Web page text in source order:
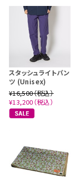
スタッシュライトパン
ツ (Unisex)
¥16,500（税込）
¥13,200（税込）